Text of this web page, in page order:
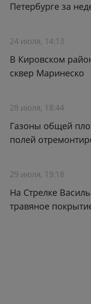
Петербурге за
24 июля, 14:13
В Кировском
сквер Маринеско
28 июля, 18:44
Газоны общей
полей
29 июля, 19:18
На Стрелке
травяное